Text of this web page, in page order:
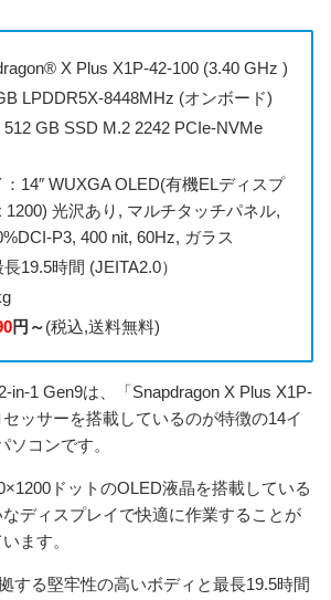
X Plus X1P-42-100 (3.40 GHz )
LPDDR5X-8448MHz (オンボード)
512 GB SSD M.2 2242 PCIe-NVMe
14″ WUXGA OLED(有機ELディスプ
1200) 光沢あり, マルチタッチパネル,
P3, 400 nit, 60Hz, ガラス
19.5時間 (JEITA2.0）
円～(税込,送料無料)
in-1 Gen9は、「Snapdragon X Plus X1P-
ッサーを搭載しているのが特徴の14イ
ソコンです。
ドットのOLED液晶を搭載している
ディスプレイで快適に作業することが
ます。
する堅牢性の高いボディと最長19.5時間